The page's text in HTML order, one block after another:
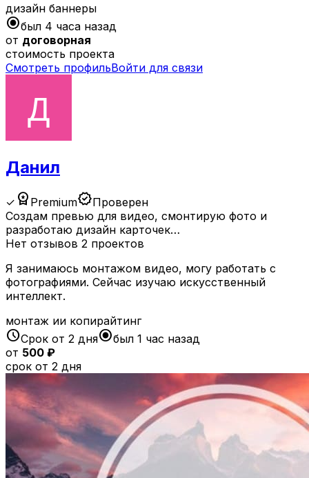
дизайн баннеры
radio_button_checkedбыл 4 часа назад
от договорная
стоимость проекта
Смотреть профильВойти для связи
Данил
✓ workspace_premium PremiumverifiedПроверен
Создам превью для видео, смонтирую фото и
разработаю дизайн карточек…
Нет отзывов 2 проектов
Я занимаюсь монтажом видео, могу работать с
фотографиями. Сейчас изучаю искусственный
интеллект.
монтаж ии копирайтинг
scheduleСрок от 2 дняradio_button_checkedбыл 1 час назад
от 500 ₽
срок от 2 дня